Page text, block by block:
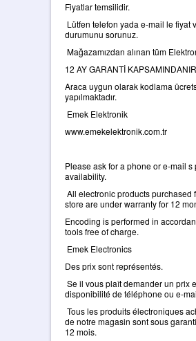
Fiyatlar temsilidir.
Lütfen telefon yada e-mail le fiyat
durumunu sorunuz.
Mağazamızdan alınan tüm
12 AY GARANTİ KAPSAMINDANIR
Araca uygun olarak kodlama
yapılmaktadır.
Emek Elektronik
www.emekelektronik.com.tr
Please ask for a phone or e-mail s
availability.
All electronic products purchased
store are under warranty for 12
Encoding is performed in
tools free of charge.
Emek Electronics
Des prix sont représentés.
Se il vous plaît demander un prix
disponibilité de téléphone ou e-
Tous les produits électroniques
de notre magasin sont sous
12 mois.